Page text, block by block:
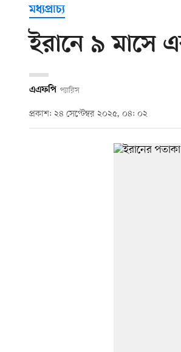
মধ্যপ্রাচ্য
ইরানে ৯ মাসে
এএফপি প্যারিস
প্রকাশ: ২৪ সেপ্টেম্বর ২০২৫, ০৪: ০২